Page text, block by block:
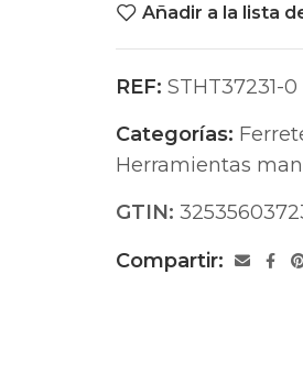
Añadir a la lista
REF: STHT37231-0
Categorías:
Herramientas
GTIN:
Compartir: